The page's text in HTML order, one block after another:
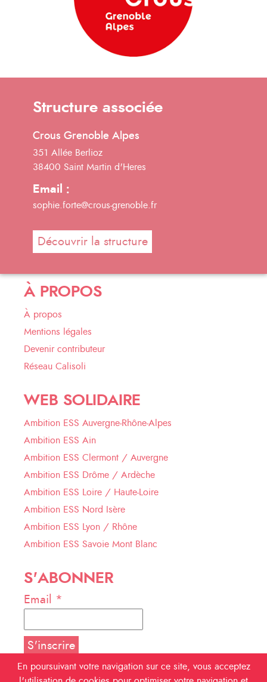
Structure associée
Crous Grenoble Alpes
351 Allée Berlioz
38400 Saint Martin d'Heres
Email :
sophie.forte@crous-grenoble.fr
Découvrir la structure
À PROPOS
À propos
Mentions légales
Devenir contributeur
Réseau Calisoli
WEB SOLIDAIRE
Ambition ESS Auvergne-Rhône-Alpes
Ambition ESS Ain
Ambition ESS Clermont / Auvergne
Ambition ESS Drôme / Ardèche
Ambition ESS Loire / Haute-Loire
Ambition ESS Nord Isère
Ambition ESS Lyon / Rhône
Ambition ESS Savoie Mont Blanc
S'ABONNER
Email *
En poursuivant votre navigation sur ce site, vous acceptez